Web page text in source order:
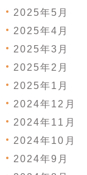
2025年5月
2025年4月
2025年3月
2025年2月
2025年1月
2024年12月
2024年11月
2024年10月
2024年9月